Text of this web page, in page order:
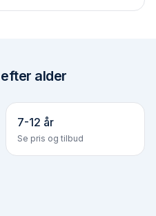
alder
7-12 år
Se pris og tilbud